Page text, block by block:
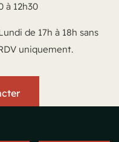
à 12h30
de 17h à 18h sans
uniquement.